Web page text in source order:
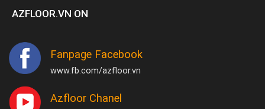
AZFLOOR.VN ON
Fanpage Facebook
www.fb.com/azfloor.vn
Azfloor Chanel